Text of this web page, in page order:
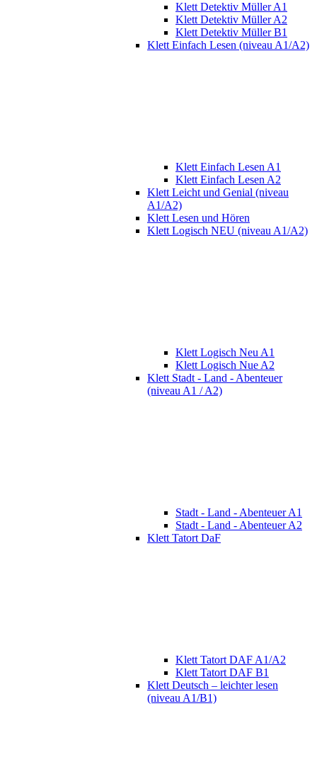
Klett Detektiv Müller A1
Klett Detektiv Müller A2
Klett Detektiv Müller B1
Klett Einfach Lesen (niveau A1/A2)
Klett Einfach Lesen A1
Klett Einfach Lesen A2
Klett Leicht und Genial (niveau
A1/A2)
Klett Lesen und Hören
Klett Logisch NEU (niveau A1/A2)
Klett Logisch Neu A1
Klett Logisch Nue A2
Klett Stadt - Land - Abenteuer
(niveau A1 / A2)
Stadt - Land - Abenteuer A1
Stadt - Land - Abenteuer A2
Klett Tatort DaF
Klett Tatort DAF A1/A2
Klett Tatort DAF B1
Klett Deutsch – leichter lesen
(niveau A1/B1)